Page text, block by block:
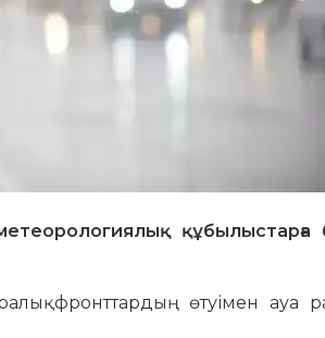
құбылыстарға
фронттардың өтуімен ауа